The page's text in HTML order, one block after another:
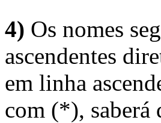
4) Os nomes
ascendentes
em linha
com (*), saberá